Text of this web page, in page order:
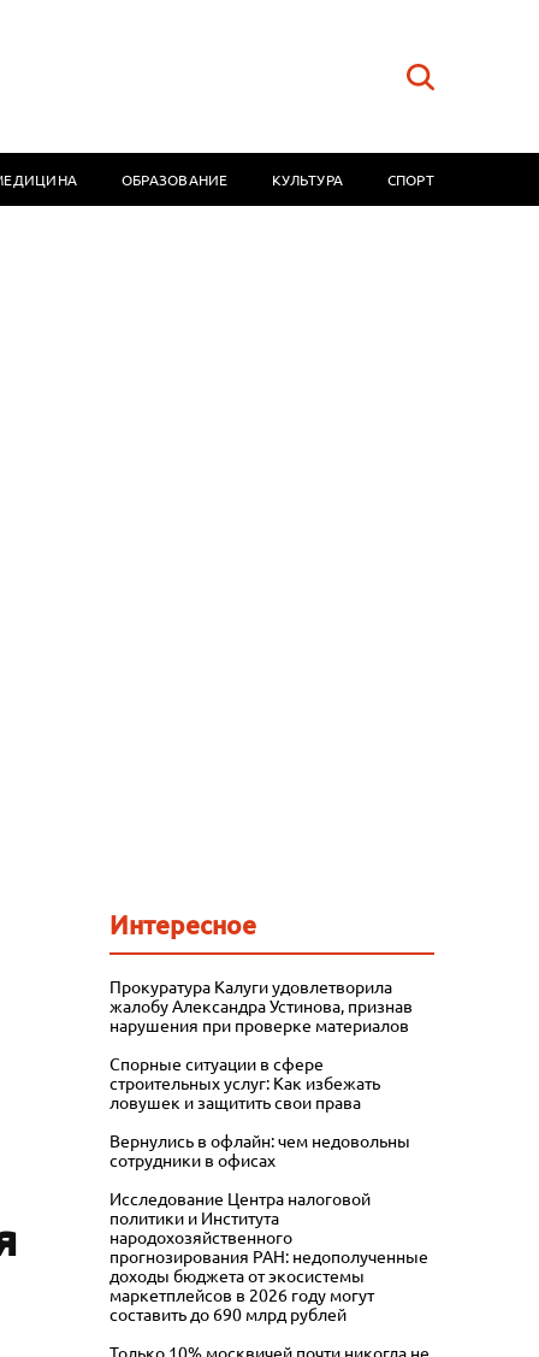
ОБРАЗОВАНИЕ КУЛЬТУРА СПОРТ
Интересное
Прокуратура Калуги удовлетворила
жалобу Александра Устинова, признав
нарушения при проверке материалов
Спорные ситуации в сфере
строительных услуг: Как избежать
ловушек и защитить свои права
Вернулись в офлайн: чем недовольны
сотрудники в офисах
Исследование Центра налоговой
политики и Института
народохозяйственного
прогнозирования РАН: недополученные
доходы бюджета от экосистемы
маркетплейсов в 2026 году могут
составить до 690 млрд рублей
Только 10% москвичей почти никогда не